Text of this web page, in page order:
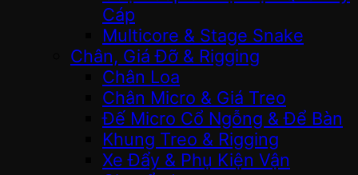
Cáp
Multicore & Stage Snake
Chân, Giá Đỡ & Rigging
Chân Loa
Chân Micro & Giá Treo
Đế Micro Cổ Ngỗng & Để Bàn
Khung Treo & Rigging
Xe Đẩy & Phụ Kiện Vận